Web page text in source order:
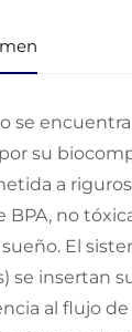
se
su
a
BPA, no
El
se insertan
al flujo